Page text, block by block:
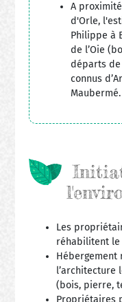
A
d'Orle,
Philippe à
de l’Oie
départs de
connus
Maubermé.
Les
réhabilitent le
Hébergement
l’architecture
(bois, pierre,
Propriétaires